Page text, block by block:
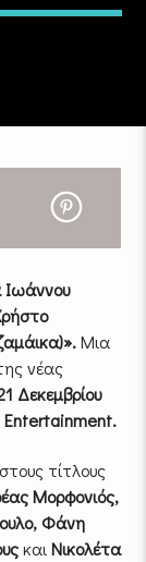
Μια
νέας
Δεκεμβρίου
τίτλους
Μορφονιός,
Φάνη
καιΝικολέτα